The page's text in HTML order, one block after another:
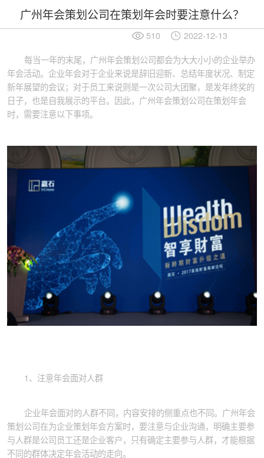
广州年会策划公司在策划年会时要注意什么？
510 2022-12-13
每当一年的末尾，广州年会策划公司都会为大大小小的企业举办
年会活动。企业年会对于企业来说是辞旧迎新、总结年度状况、制定
新年展望的会议；对于员工来说则是一次公司大团聚，是发年终奖的
日子，也是自我展示的平台。因此，广州年会策划公司在策划年会
时，需要注意以下事项。
1、注意年会面对人群
企业年会面对的人群不同，内容安排的侧重点也不同。广州年会
策划公司在为企业策划年会方案时，要注意与企业沟通，明确主要参
与人群是公司员工还是企业客户，只有确定主要参与人群，才能根据
不同的群体决定年会活动的走向。